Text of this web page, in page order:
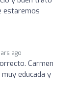
estaremos
ago
Carmen
educada y